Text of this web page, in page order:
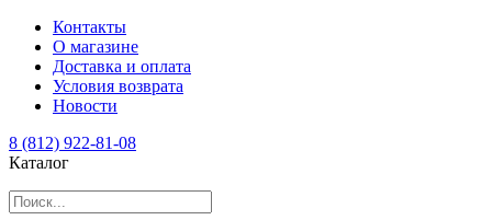
Контакты
О магазине
Доставка и оплата
Условия возврата
Новости
8 (812) 922-81-08
Каталог